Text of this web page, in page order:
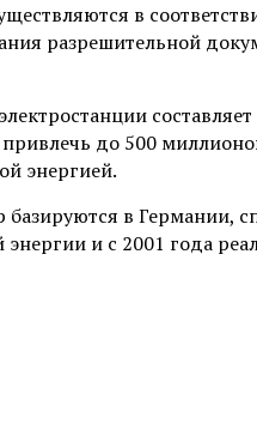
в
разрешительной
до 500
энергией.
базируются в Германии,
и с 2001 года